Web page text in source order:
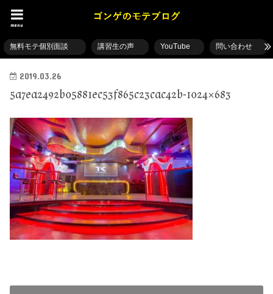
menu
無料モテ個別面談 講習生の声 YouTube 問い合わせ
2019.03.26
5a7ea2492b05881ec53f865c23cac42b-1024×683